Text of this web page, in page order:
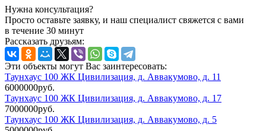
Нужна консультация?
Просто оставьте заявку, и наш специалист свяжется с вами
в течение 30 минут
Рассказать друзьям:
Эти объекты могут Вас заинтересовать:
Таунхаус 100 ЖК Цивилизация, д. Аввакумово, д. 11
6000000руб.
Таунхаус 100 ЖК Цивилизация, д. Аввакумово, д. 17
7000000руб.
Таунхаус 100 ЖК Цивилизация, д. Аввакумово, д. 5